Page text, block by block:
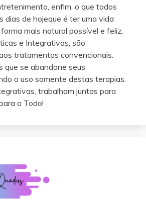
enfim, o que todos
dias de hojeque é ter uma vida
mais natural possível e feliz.
e Integrativas, são
tratamentos convencionais.
que se abandone seus
o uso somente destas terapias.
trabalham juntas para
o Todo!